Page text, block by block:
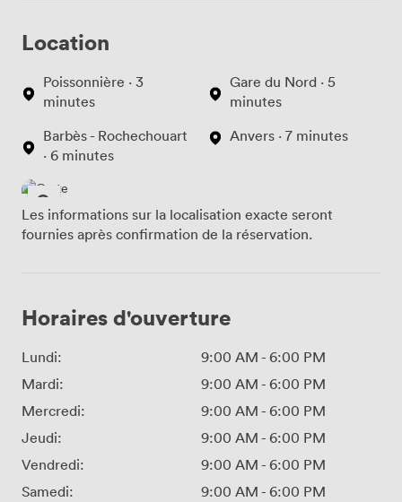
Location
Poissonnière · 3
minutes
Barbès - Rochechouart
· 6 minutes
Gare du Nord · 5
minutes
Anvers · 7 minutes
Les informations sur la localisation exacte seront
fournies après confirmation de la réservation.
Horaires d'ouverture
Lundi: 9:00 AM - 6:00 PM
Mardi:
9:00 AM - 6:00 PM
Mercredi:
9:00 AM - 6:00 PM
Jeudi:
9:00 AM - 6:00 PM
Vendredi:
9:00 AM - 6:00 PM
Samedi:
9:00 AM - 6:00 PM